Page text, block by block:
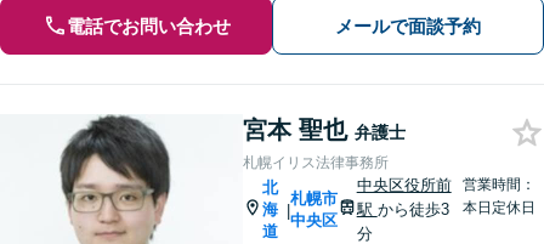
電話でお問い合わせ メールで面談予約
宮本 聖也 弁護士
札幌イリス法律事務所
北
海
道
|
札幌市
中央区
中央区役所前
駅 から徒歩3
分
営業時間：
本日定休日